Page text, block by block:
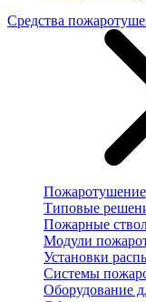
Средства
Типовые
Пожарные
Модули
Установки
Системы
Оборудование